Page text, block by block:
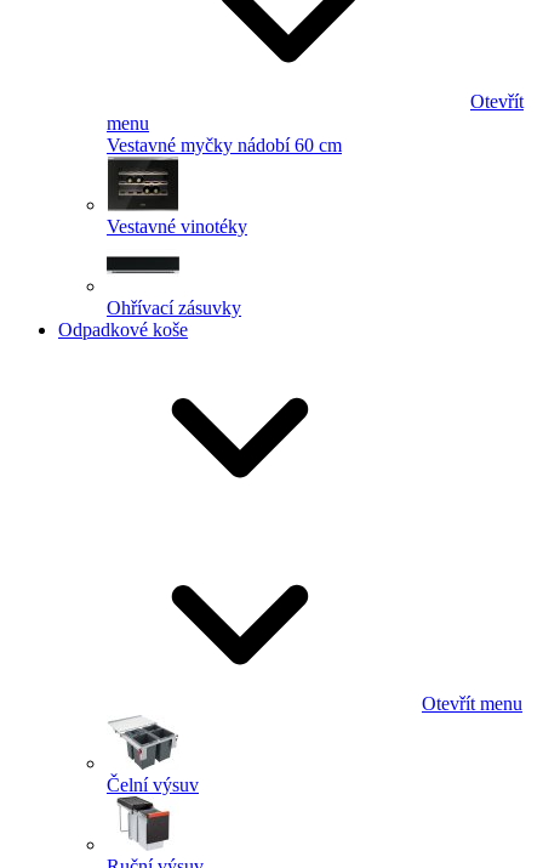
Otevřít
menu
Vestavné myčky nádobí 60 cm
Vestavné vinotéky
Ohřívací zásuvky
Odpadkové koše
Otevřít menu
Čelní výsuv